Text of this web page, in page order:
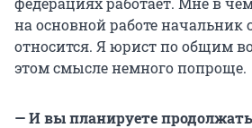
на основной работе
относится. Я юрист по общим
этом смысле немного попроще.
— И вы планируете